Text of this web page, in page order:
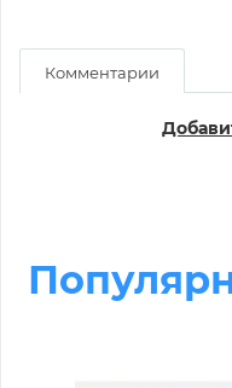
Комментарии